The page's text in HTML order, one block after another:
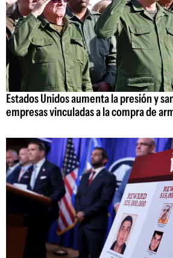
Estados Unidos aumenta la presión y
empresas vinculadas a la compra de